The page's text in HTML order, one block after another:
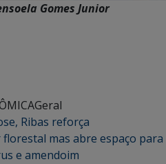
Gomes Junior
Geral
Ribas reforça
mas abre espaço para
e amendoim